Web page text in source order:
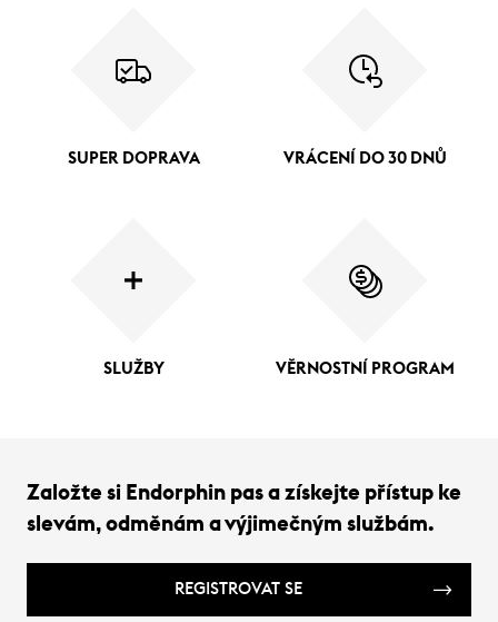
SUPER DOPRAVA VRÁCENÍ DO 30 DNŮ
SLUŽBY VĚRNOSTNÍ PROGRAM
Založte si Endorphin pas a získejte přístup ke
slevám, odměnám a výjimečným službám.
REGISTROVAT SE